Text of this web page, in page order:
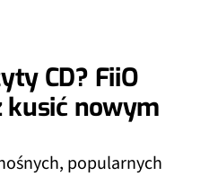
CD? FiiO
kusić nowym
popularnych